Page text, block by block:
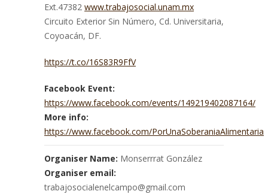
Ext.47382 www.trabajosocial.unam.mx
Circuito Exterior Sin Número, Cd. Universitaria,
Coyoacán, DF.
https://t.co/16S83R9FfV
Facebook Event:
https://www.facebook.com/events/149219402087164/
More info:
https://www.facebook.com/PorUnaSoberaniaAlimentaria
Organiser Name: Monserrrat González
Organiser email:
trabajosocialenelcampo@gmail.com